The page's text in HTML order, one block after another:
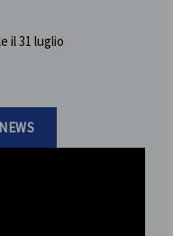
il 31 luglio